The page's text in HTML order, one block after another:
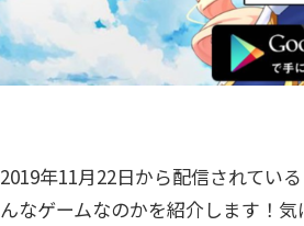
2019年11月22日から配信されてい
んなゲームなのかを紹介します！